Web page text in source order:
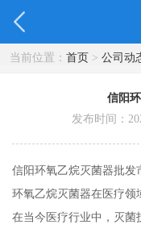
当前位置： 首页> 公司动
信阳
发布时间：
信阳环氧乙烷灭菌器批发
环氧乙烷灭菌器在医疗领
在当今医疗行业中，灭